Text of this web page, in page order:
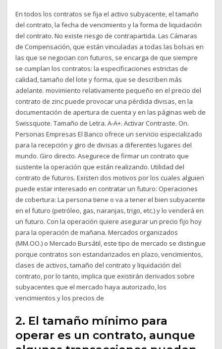
En todos los contratos se fija el activo subyacente, el tamaño
del contrato, la fecha de vencimiento y la forma de liquidación
del contrato. No existe riesgo de contrapartida. Las Cámaras
de Compensación, que están vinculadas a todas las bolsas en
las que se negocian con futuros, se encarga de que siempre
se cumplan los contratos: la especificaciones estrictas de
calidad, tamaño del lote y forma, que se describen más
adelante. movimiento relativamente pequeño en el precio del
contrato de zinc puede provocar una pérdida divisas, en la
documentación de apertura de cuenta y en las páginas web de
Swissquote. Tamaño de Letra. A-A+. Activar Contraste. On.
Personas Empresas El Banco ofrece un servicio especializado
para la recepción y giro de divisas a diferentes lugares del
mundo. Giro directo. Asegurece de firmar un contrato que
sustente la operación que están realizando. Utilidad del
contrato de futuros. Existen dos motivos por los cuales alguien
puede estar interesado en contratar un futuro: Operaciones
de cobertura: La persona tiene o va a tener el bien subyacente
en el futuro (petróleo, gas, naranjas, trigo, etc.) y lo venderá en
un futuro. Con la operación quiere asegurar un precio fijo hoy
para la operación de mañana. Mercados organizados
(MM.OO.) o Mercado Bursátil, este tipo de mercado se distingue
porque contratos son estandarizados en plazo, vencimientos,
clases de activos, tamaño del contrato y liquidación del
contrato, por lo tanto, implica que existirán derivados sobre
subyacentes que el mercado haya autorizado, los
vencimientos y los precios de
2. El tamaño mínimo para
operar es un contrato, aunque